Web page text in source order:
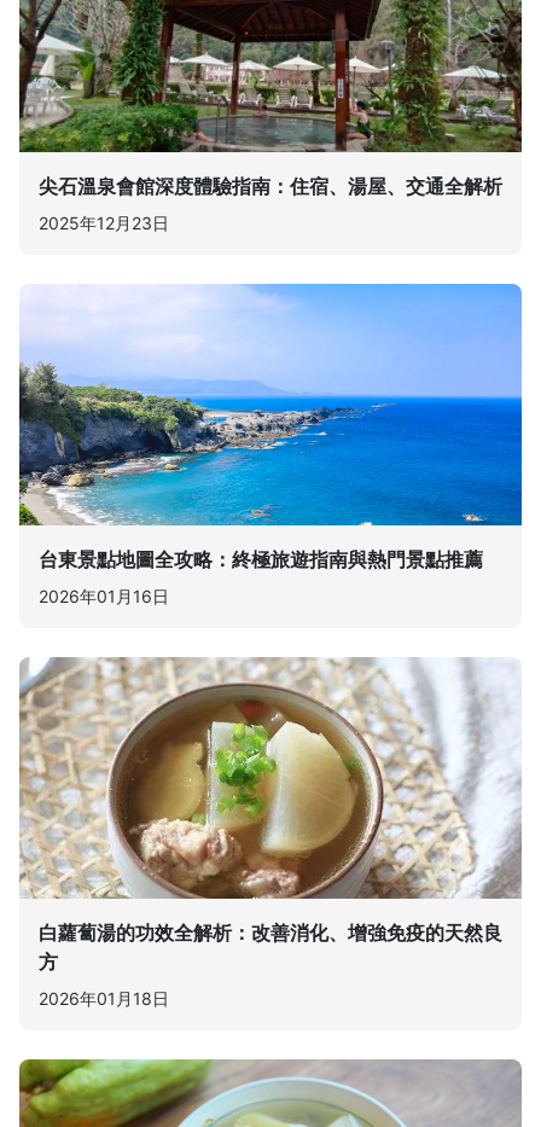
尖石溫泉會館深度體驗指南：住宿、湯屋、交通全解析
2025年12月23日
台東景點地圖全攻略：終極旅遊指南與熱門景點推薦
2026年01月16日
白蘿蔔湯的功效全解析：改善消化、增強免疫的天然良
方
2026年01月18日